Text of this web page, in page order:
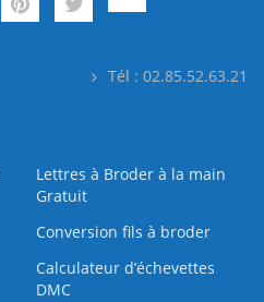
Tél : 02.85.52.63.21
Lettres à Broder à la main
Gratuit
Conversion fils à broder
Calculateur d’échevettes
DMC